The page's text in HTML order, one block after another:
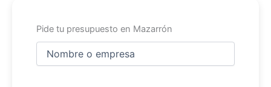
Pide tu presupuesto en Mazarrón
Nombre